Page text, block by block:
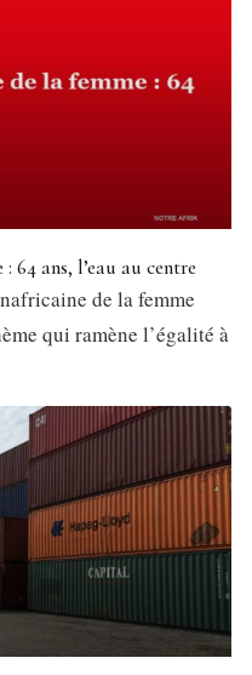
64 ans, l’eau au centre
de la femme
qui ramène l’égalité à